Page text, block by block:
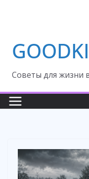
Cоветы для жизни